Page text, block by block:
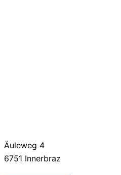
Äuleweg 4
6751 Innerbraz